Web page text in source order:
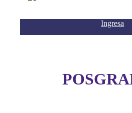
Ingresa